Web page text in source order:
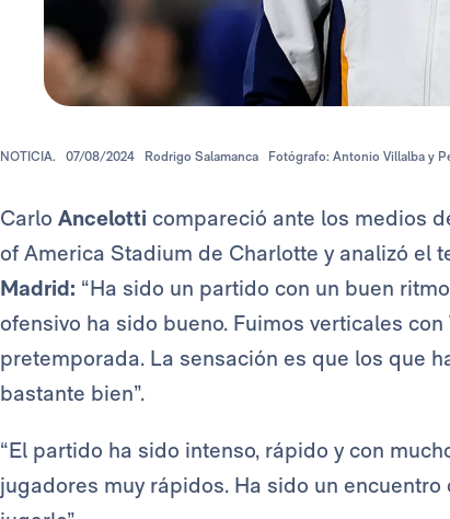
NOTICIA. 07/08/2024 Rodrigo Salamanca Fotógrafo: Antonio Villalba y
Carlo Ancelotti compareció ante los medios
of America Stadium de Charlotte y analizó el
Madrid: “Ha sido un partido con un buen
ofensivo ha sido bueno. Fuimos verticales
pretemporada. La sensación es que los que
bastante bien”.
“El partido ha sido intenso, rápido y con
jugadores muy rápidos. Ha sido un